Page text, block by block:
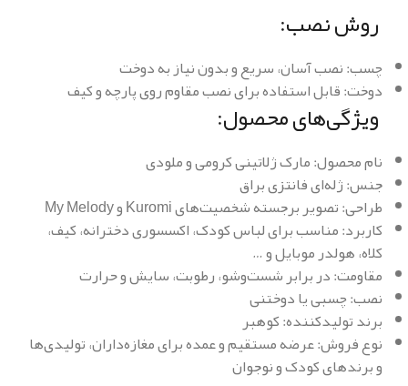
روش نصب:
چسب: نصب آسان، سریع و بدون نیاز به دوخت
دوخت: قابل استفاده برای نصب مقاوم روی پارچه و کیف
ویژگی‌های محصول:
نام محصول: مارک ژلاتینی کرومی و ملودی
جنس: ژله‌ای فانتزی براق
طراحی: تصویر برجسته شخصیت‌های Kuromi و My Melody
کاربرد: مناسب برای لباس کودک، اکسسوری دخترانه، کیف،
کلاه، هولدر موبایل و …
مقاومت: در برابر شست‌وشو، رطوبت، سایش و حرارت
نصب: چسبی یا دوختنی
برند تولیدکننده: کوهبر
نوع فروش: عرضه مستقیم و عمده برای مغازه‌داران، تولیدی‌ها
و برندهای کودک و نوجوان